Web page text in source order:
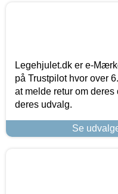
Legehjulet.dk er e-
på Trustpilot hvor over
at melde retur om
deres udvalg.
Se